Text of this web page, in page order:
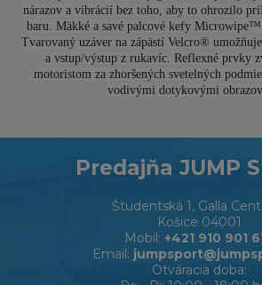
nárazov a vibrácií bez toho, aby to ohrozilo
baru. Mäkké a savé palcové kefy
Tvarovaný uzáver na zápästí Velcro®
a vstup/výstup z rukavíc. Reflexné prvky
motoristom za zhoršených svetelných
vodivými dotykovými
Predajňa JUMP
Študentská 1, Galla
Košice 04001
Mobil: +421 910 901
Email:
Otváracia doba: